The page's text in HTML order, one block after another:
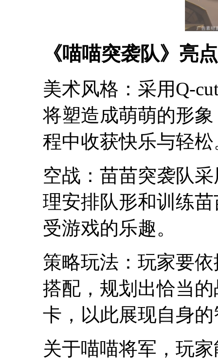
《喵喵突袭队》亮点
美术风格：采用Q-
将塑造成萌萌的形
程中收获快乐与轻松
空战：苗苗突袭队
理安排队形和训练
受游戏的乐趣。
策略玩法：玩家要
搭配，规划出恰当
卡，以此展现自身
关于喵喵将军，玩